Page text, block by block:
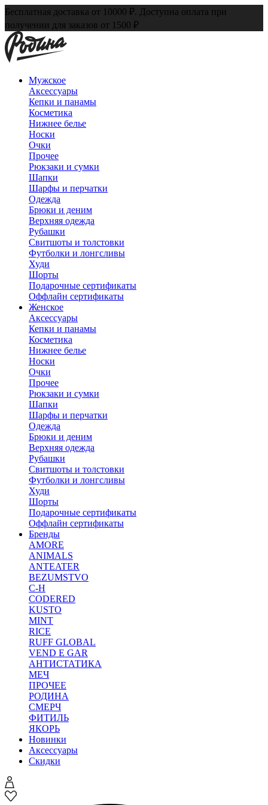
Бесплатная доставка от 10000 ₽. Доступна оплата при
получении для заказов от 1500 ₽
Мужское
Аксессуары
Кепки и панамы
Косметика
Нижнее белье
Носки
Очки
Прочее
Рюкзаки и сумки
Шапки
Шарфы и перчатки
Одежда
Брюки и деним
Верхняя одежда
Рубашки
Свитшоты и толстовки
Футболки и лонгсливы
Худи
Шорты
Подарочные сертификаты
Оффлайн сертификаты
Женское
Аксессуары
Кепки и панамы
Косметика
Нижнее белье
Носки
Очки
Прочее
Рюкзаки и сумки
Шапки
Шарфы и перчатки
Одежда
Брюки и деним
Верхняя одежда
Рубашки
Свитшоты и толстовки
Футболки и лонгсливы
Худи
Шорты
Подарочные сертификаты
Оффлайн сертификаты
Бренды
AMORE
ANIMALS
ANTEATER
BEZUMSTVO
C-H
CODERED
KUSTO
MINT
RICE
RUFF GLOBAL
VEND E GAR
АНТИСТАТИКА
МЕЧ
ПРОЧЕЕ
РОДИНА
СМЕРЧ
ФИТИЛЬ
ЯКОРЬ
Новинки
Аксессуары
Скидки